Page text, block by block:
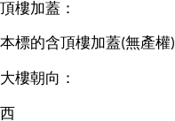
頂樓加蓋：
本標的含頂樓加蓋(無產權)
大樓朝向：
西